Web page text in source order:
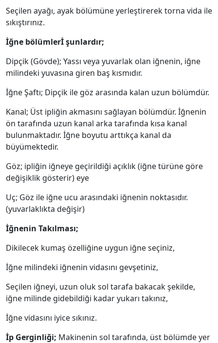
Seçilen ayağı, ayak bölümüne yerleştirerek torna vida ile
sıkıştırınız.
İğne bölümlerİ şunlardır;
Dipçik (Gövde); Yassı veya yuvarlak olan iğnenin, iğne
milindeki yuvasına giren baş kısmıdır.
İğne Şaftı; Dipçik ile göz arasında kalan uzun bölümdür.
Kanal; Üst ipliğin akmasını sağlayan bölümdür. İğnenin
ön tarafında uzun kanal arka tarafında kısa kanal
bulunmaktadır. İğne boyutu arttıkça kanal da
büyümektedir.
Göz; ipliğin iğneye geçirildiği açıklık (iğne türüne göre
değişiklik gösterir) eye
Uç; Göz ile iğne ucu arasındaki iğnenin noktasıdır.
(yuvarlaklıkta değişir)
İğnenin Takılması;
Dikilecek kumaş özelliğine uygun iğne seçiniz,
İğne milindeki iğnenin vidasını gevşetiniz,
Seçilen iğneyi, uzun oluk sol tarafa bakacak şekilde,
iğne milinde gidebildiği kadar yukarı takınız,
İğne vidasını iyice sıkınız.
İp Gerginliği; Makinenin sol tarafında, üst bölümde yer